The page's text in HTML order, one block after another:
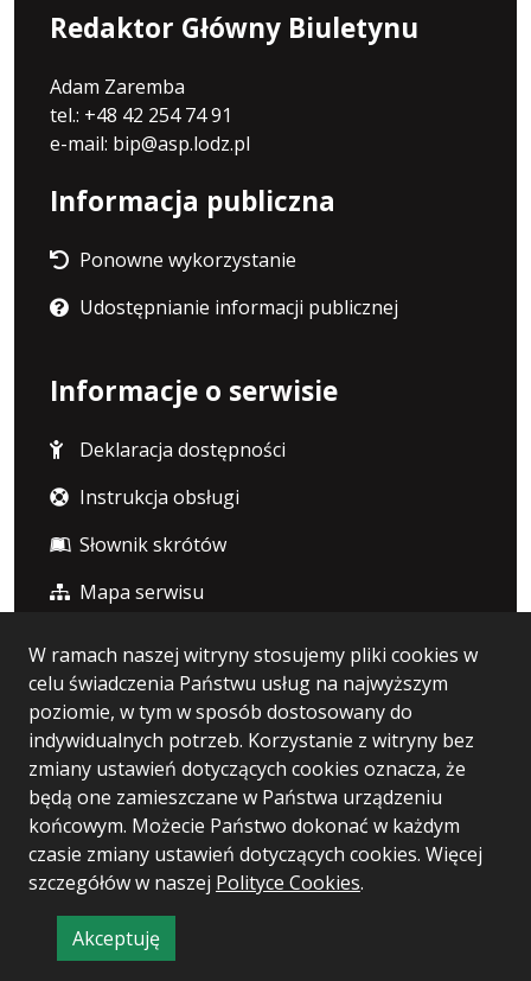
W ramach naszej witryny stosujemy pliki cookies w
celu świadczenia Państwu usług na najwyższym
poziomie, w tym w sposób dostosowany do
indywidualnych potrzeb. Korzystanie z witryny bez
zmiany ustawień dotyczących cookies oznacza, że
będą one zamieszczane w Państwa urządzeniu
końcowym. Możecie Państwo dokonać w każdym
czasie zmiany ustawień dotyczących cookies. Więcej
szczegółów w naszej Polityce Cookies.
Akceptuję
informację
Redaktor Główny Biuletynu
Adam Zaremba
tel.: +48 42 254 74 91
e-mail: bip@asp.lodz.pl
Informacja publiczna
Ponowne wykorzystanie
Udostępnianie informacji publicznej
Informacje o serwisie
Deklaracja dostępności
Instrukcja obsługi
Słownik skrótów
Mapa serwisu
Statystyka i dane osobowe
Statystyki oglądalności
Polityka prywatności
Wersja systemu: 5.7.0 [101]
Ostatnia aktualizacja BIP: 04.08.2026 13:38
CMS i hosting: Logonet Sp. z o.o. w Bydgoszczy